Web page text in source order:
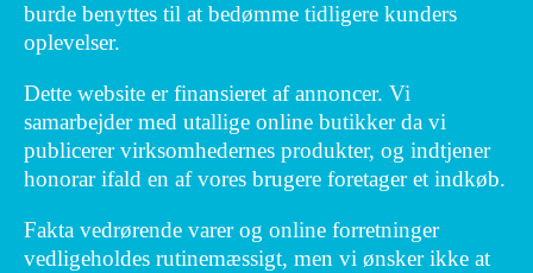
burde benyttes til at bedømme tidligere kunders
oplevelser.
Dette website er finansieret af annoncer. Vi
samarbejder med utallige online butikker da vi
publicerer virksomhedernes produkter, og indtjener
honorar ifald en af vores brugere foretager et indkøb.
Fakta vedrørende varer og online forretninger
vedligeholdes rutinemæssigt, men vi ønsker ikke at